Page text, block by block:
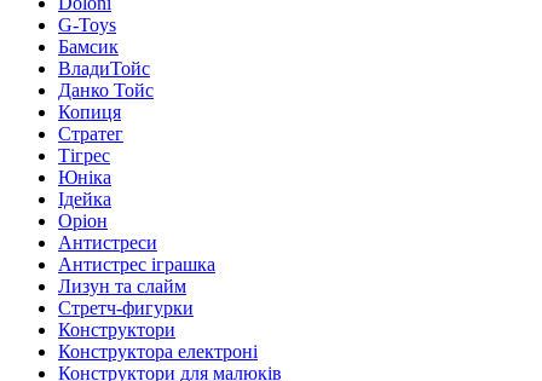
G-Toys
Бамсик
ВладиТойс
Данко Тойс
Копиця
Стратег
Тігрес
Юніка
Ідейка
Оріон
Антистреси
Антистрес іграшка
Лизун та слайм
Стретч-фигурки
Конструктори
Конструктора електроні
Конструктори для малюків